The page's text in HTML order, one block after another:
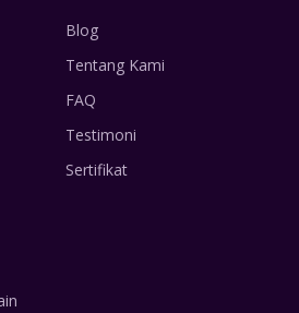
Blog
Tentang Kami
FAQ
Testimoni
Sertifikat